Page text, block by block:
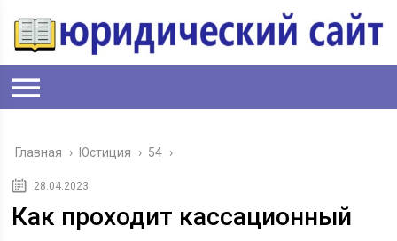
Главная › Юстиция › 54 ›
28.04.2023
Как проходит кассационный